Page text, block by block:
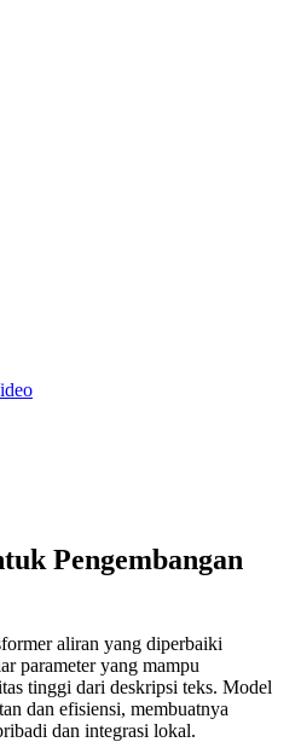
Pengembangan
aliran yang diperbaiki
parameter yang mampu
tinggi dari deskripsi teks. Model
dan efisiensi, membuatnya
dan integrasi lokal.